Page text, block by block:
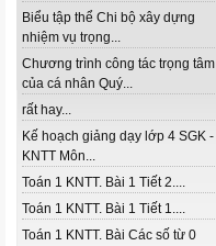
Biểu tập thể Chi bộ xây dựng
nhiệm vụ trọng...
Chương trình công tác trọng tâm
của cá nhân Quý...
rất hay...
Kế hoạch giảng dạy lớp 4 SGK -
KNTT Môn...
Toán 1 KNTT. Bài 1 Tiết 2....
Toán 1 KNTT. Bài 1 Tiết 1....
Toán 1 KNTT. Bài Các số từ 0